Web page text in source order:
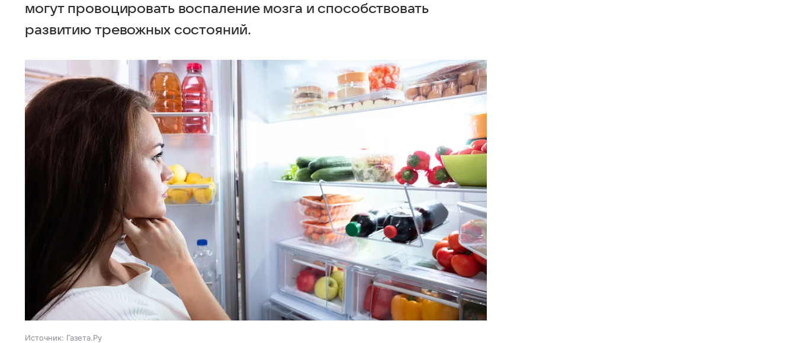
могут провоцировать воспаление мозга и способствовать
развитию тревожных состояний.
Источник: Газета.Ру